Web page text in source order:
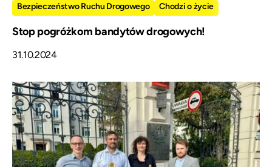
Bezpieczeństwo Ruchu Drogowego Chodzi o życie
Stop pogróżkom bandytów drogowych!
31.10.2024